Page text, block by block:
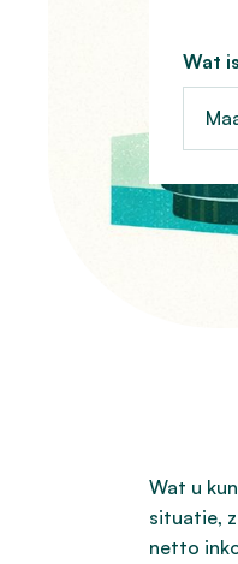
Wat
Wat u
situatie,
netto